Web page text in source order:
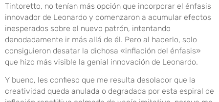
Tintoretto, no tenían más opción que incorporar el énfasis
innovador de Leonardo y comenzaron a acumular efectos
inesperados sobre el nuevo patrón, intentando
denodadamente ir más allá de él. Pero al hacerlo, solo
consiguieron desatar la dichosa «inflación del énfasis»
que hizo más visible la genial innovación de Leonardo.
Y bueno, les confieso que me resulta desolador que la
creatividad queda anulada o degradada por esta espiral de